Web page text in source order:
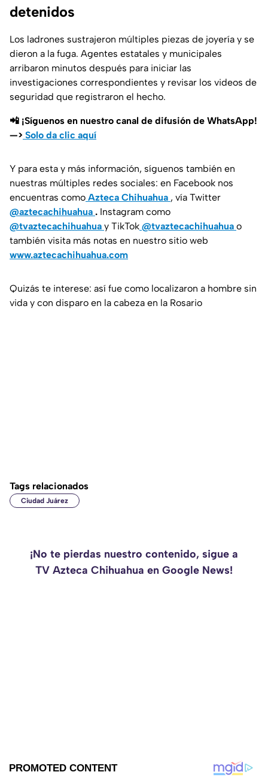
detenidos
Los ladrones sustrajeron múltiples piezas de joyería y se
dieron a la fuga. Agentes estatales y municipales
arribaron minutos después para iniciar las
investigaciones correspondientes y revisar los videos de
seguridad que registraron el hecho.
📲 ¡Síguenos en nuestro canal de difusión de WhatsApp!
—> Solo da clic aquí
Y para esta y más información, síguenos también en
nuestras múltiples redes sociales: en Facebook nos
encuentras como Azteca Chihuahua , vía Twitter
@aztecachihuahua . Instagram como
@tvaztecachihuahua y TikTok @tvaztecachihuahua o
también visita más notas en nuestro sitio web
www.aztecachihuahua.com
Quizás te interese: así fue como localizaron a hombre sin
vida y con disparo en la cabeza en la Rosario
Tags relacionados
Ciudad Juárez
¡No te pierdas nuestro contenido, sigue a
TV Azteca Chihuahua en Google News!